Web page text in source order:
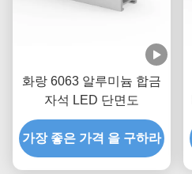
화랑 6063 알루미늄 합금
자석 LED 단면도
가장 좋은 가격 을 구하라